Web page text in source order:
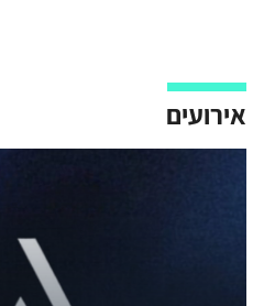
אירועים